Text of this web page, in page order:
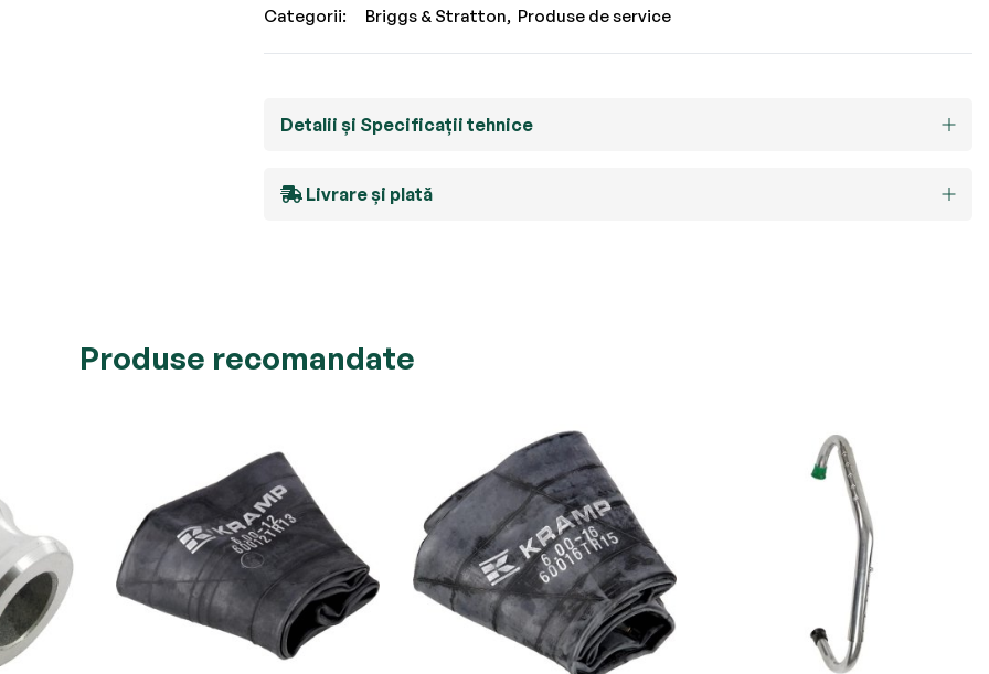
Categorii:
Briggs & Stratton Produse de service
Detalii și Specificații tehnice
Livrare și plată
Produse recomandate